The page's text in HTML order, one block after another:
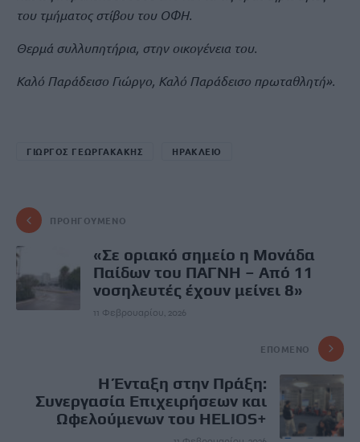
του τμήματος στίβου του ΟΦΗ.
Θερμά συλλυπητήρια, στην οικογένεια του.
Καλό Παράδεισο Γιώργο, Καλό Παράδεισο πρωταθλητή».
ΓΙΩΡΓΟΣ ΓΕΩΡΓΑΚΑΚΗΣ ΗΡΑΚΛΕΙΟ
ΠΡΟΗΓΟΎΜΕΝΟ
«Σε οριακό σημείο η Μονάδα
Παίδων του ΠΑΓΝΗ – Από 11
νοσηλευτές έχουν μείνει 8»
11 Φεβρουαρίου, 2026
ΕΠΌΜΕΝΟ
Η Ένταξη στην Πράξη:
Συνεργασία Επιχειρήσεων και
Ωφελούμενων του HELIOS+